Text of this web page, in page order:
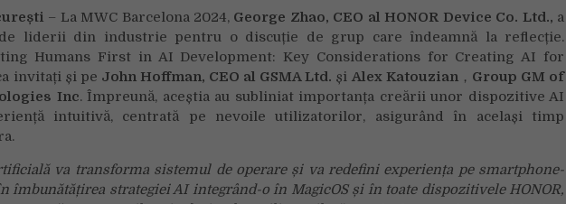
– La MWC Barcelona 2024, George Zhao, CEO al HONOR Device Co. Ltd., a
liderii din industrie pentru o discuție de grup care îndeamnă la reflecție.
Humans First in AI Development: Key Considerations for Creating AI for
invitați și pe John Hoffman, CEO al GSMA Ltd. și Alex Katouzian， Group GM of
Inc. Împreună, aceștia au subliniat importanța creării unor dispozitive AI
intuitivă, centrată pe nevoile utilizatorilor, asigurând în același timp
ăva transforma sistemul de operare și va redefini experiența pe smartphone-
îmbunătățirea strategiei AI integrând-o în MagicOS și în toate dispozitivele HONOR,